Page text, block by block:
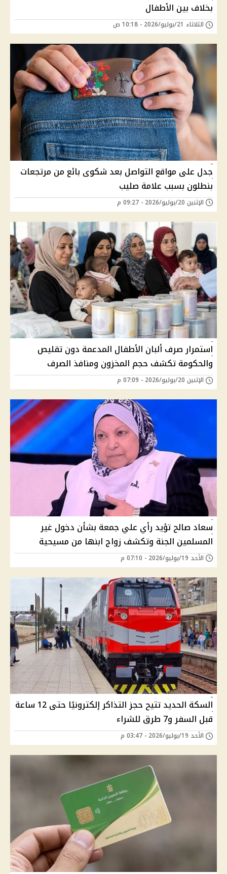
بخلاف بين الأطفال
الثلاثاء 21/يوليو/2026 - 10:18 ص
جدل على مواقع التواصل بعد شكوى بائع من مرتجعات
بنطلون بسبب علامة صليب
الإثنين 20/يوليو/2026 - 09:27 م
استمرار صرف ألبان الأطفال المدعمة دون تقليص
والحكومة تكشف حجم المخزون ومنافذ الصرف
الإثنين 20/يوليو/2026 - 07:09 م
سعاد صالح تؤيد رأي علي جمعة بشأن دخول غير
المسلمين الجنة وتكشف زواج ابنها من مسيحية
الأحد 19/يوليو/2026 - 07:10 م
السكة الحديد تتيح حجز التذاكر إلكترونيًا حتى 12 ساعة
قبل السفر و7 طرق للشراء
الأحد 19/يوليو/2026 - 03:47 م